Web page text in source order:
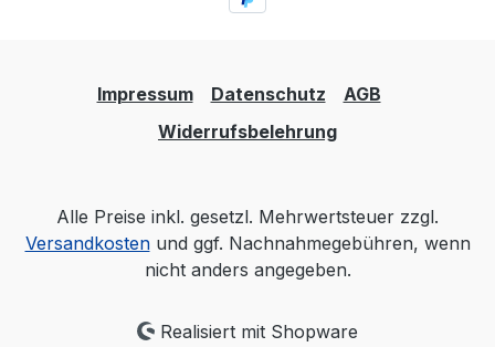
Impressum Datenschutz
AGB
Widerrufsbelehrung
Alle Preise inkl. gesetzl. Mehrwertsteuer zzgl.
Versandkostenund ggf. Nachnahmegebühren, wenn
nicht anders angegeben.
Realisiert mit Shopware